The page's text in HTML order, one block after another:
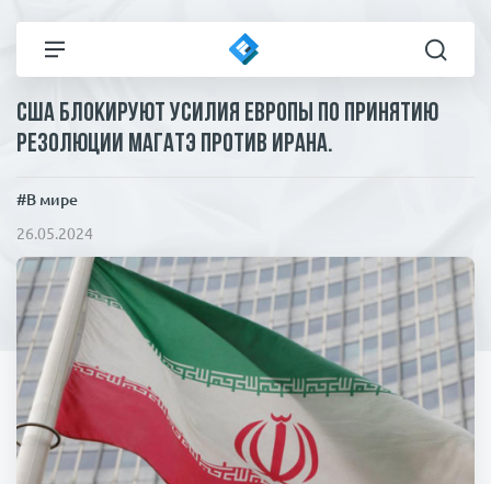
Все новости
Экономика
Общество
Коронавирус
Технологии
Пресса
Статьи
ЧП И КРИМИНАЛ
США блокируют усилия Европы по принятию
резолюции МАГАТЭ против Ирана.
#В мире
26.05.2024